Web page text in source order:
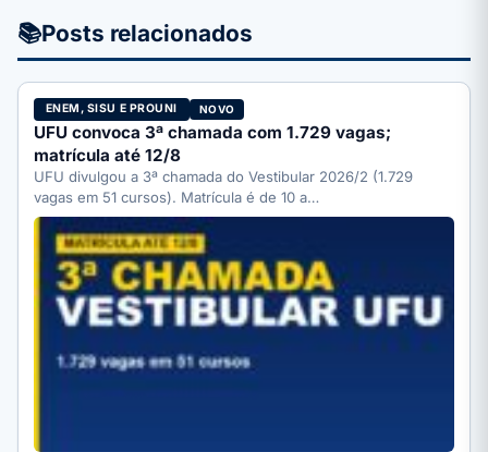
📚Posts relacionados
ENEM, SISU E PROUNI NOVO
UFU convoca 3ª chamada com 1.729 vagas;
matrícula até 12/8
UFU divulgou a 3ª chamada do Vestibular 2026/2 (1.729
vagas em 51 cursos). Matrícula é de 10 a…